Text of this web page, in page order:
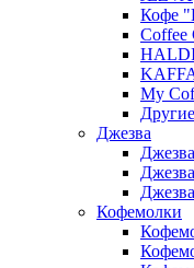
Кофе
Coffee
My
Джезва
Кофемолки